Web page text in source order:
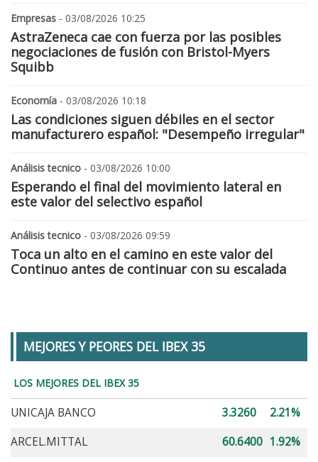
Empresas - 03/08/2026 10:25
AstraZeneca cae con fuerza por las posibles
negociaciones de fusión con Bristol-Myers
Squibb
Economía - 03/08/2026 10:18
Las condiciones siguen débiles en el sector
manufacturero español: "Desempeño irregular"
Análisis tecnico - 03/08/2026 10:00
Esperando el final del movimiento lateral en
este valor del selectivo español
Análisis tecnico - 03/08/2026 09:59
Toca un alto en el camino en este valor del
Continuo antes de continuar con su escalada
MEJORES Y PEORES DEL IBEX 35
LOS MEJORES DEL IBEX 35
UNICAJA BANCO 3.3260
2.21%
ARCEL.MITTAL
60.6400 1.92%